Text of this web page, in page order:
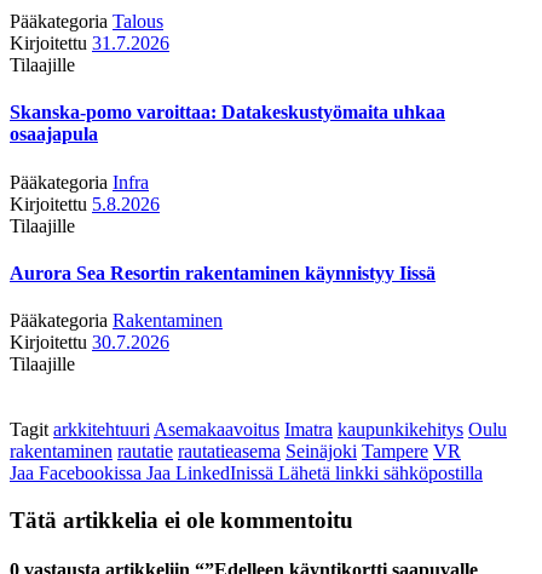
Pääkategoria Talous
Kirjoitettu 31.7.2026
Tilaajille
Skanska-pomo varoittaa: Datakeskustyömaita uhkaa
osaajapula
Pääkategoria Infra
Kirjoitettu 5.8.2026
Tilaajille
Aurora Sea Resortin rakentaminen käynnistyy Iissä
Pääkategoria Rakentaminen
Kirjoitettu 30.7.2026
Tilaajille
Tagit arkkitehtuuri Asemakaavoitus Imatra kaupunkikehitys Oulu
rakentaminen rautatie rautatieasema Seinäjoki Tampere VR
Jaa Facebookissa Jaa LinkedInissä Lähetä linkki sähköpostilla
Tätä artikkelia ei ole kommentoitu
0 vastausta artikkeliin “”Edelleen käyntikortti saapuvalle